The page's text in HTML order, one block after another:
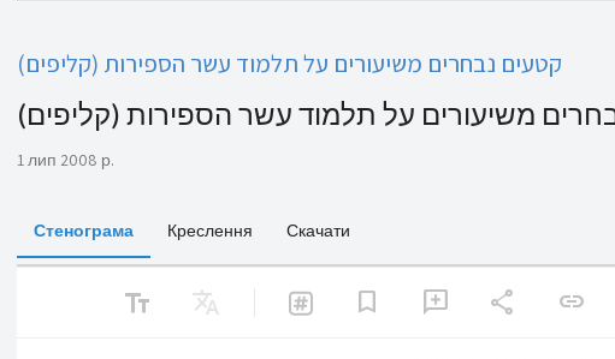
קטעים נבחרים משיעורים על תלמוד עשר הספירות (קליפים)
משיעורים על תלמוד עשר הספירות (קליפים)
1 лип 2008 р.
Стенограма Креслення Скачати
text_fields Translate bookmark add_comment share link